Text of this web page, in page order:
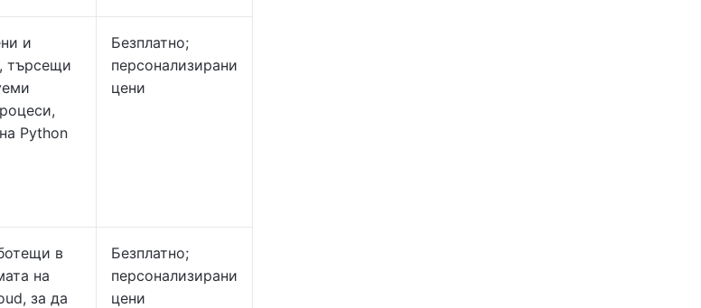
и
търсещи
Python
Безплатно;
персонализирани
цени
в
на
за да
Безплатно;
персонализирани
цени